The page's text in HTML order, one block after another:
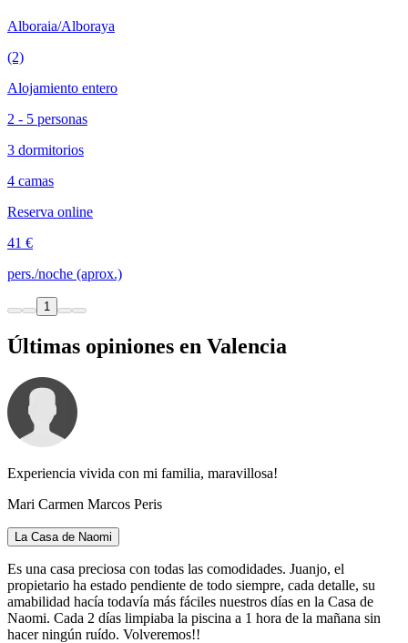
Alboraia/Alboraya
(2)
Alojamiento entero
2 - 5 personas
3 dormitorios
4 camas
Reserva online
41 €
pers./noche (aprox.)
1
Últimas opiniones en Valencia
Experiencia vivida con mi familia, maravillosa!
Mari Carmen Marcos Peris
La Casa de Naomi
Es una casa preciosa con todas las comodidades. Juanjo, el
propietario ha estado pendiente de todo siempre, cada detalle, su
amabilidad hacía todavía más fáciles nuestros días en la Casa de
Naomi. Cada 2 días limpiaba la piscina a 1 hora de la mañana sin
hacer ningún ruído. Volveremos!!